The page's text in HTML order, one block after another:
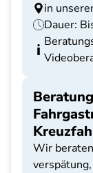
in
Dauer:
Wir